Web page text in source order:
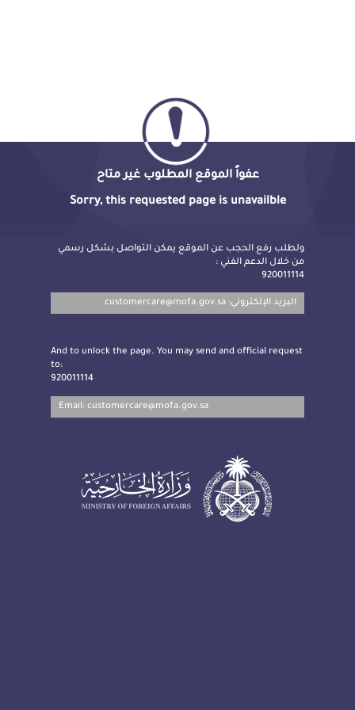
عفواً الموقع المطلوب غير متاح
Sorry, this requested page is unavailble
ولطلب رفع الحجب عن الموقع يمكن التواصل بشكل رسمي
من خلال الدعم الفني :
920011114
البريد الإلكتروني: customercare@mofa.gov.sa
And to unlock the page. You may send and official request
to:
920011114
Email: customercare@mofa.gov.sa